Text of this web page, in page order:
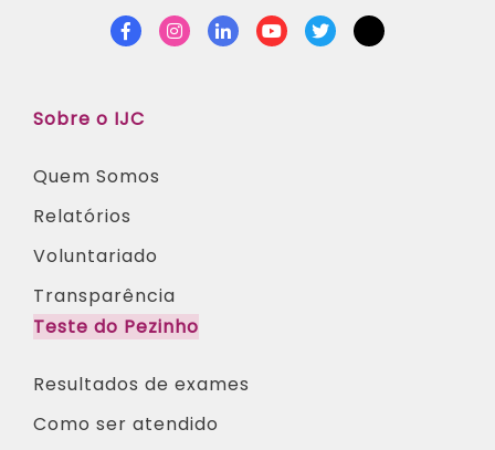
FacebookInstagram
LinkedinYoutubeTwitterTikTok
Sobre o IJC
Quem Somos
Relatórios
Voluntariado
Transparência
Teste do Pezinho
Resultados de exames
Como ser atendido